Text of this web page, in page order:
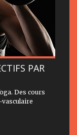
PAR
Des cours